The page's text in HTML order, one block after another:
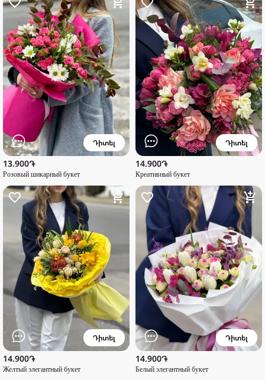
Դիտել
13.900֏
Розовый шикарный букет
Դիտել
14.900֏
Креативный букет
Դիտել
14.900֏
Желтый элегантный букет
Դիտել
14.900֏
Белый элегантный букет